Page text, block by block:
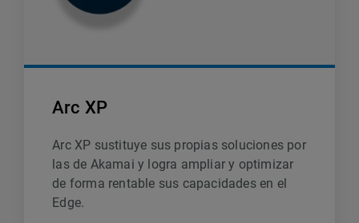
Arc XP
Arc XP sustituye sus propias soluciones por
las de Akamai y logra ampliar y optimizar
de forma rentable sus capacidades en el
Edge.